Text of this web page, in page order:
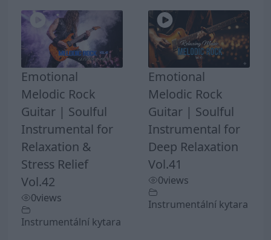
Emotional
Melodic Rock
Guitar | Soulful
Instrumental for
Relaxation &
Stress Relief
Vol.42
0views
Instrumentální kytara
Emotional
Melodic Rock
Guitar | Soulful
Instrumental for
Deep Relaxation
Vol.41
0views
Instrumentální kytara